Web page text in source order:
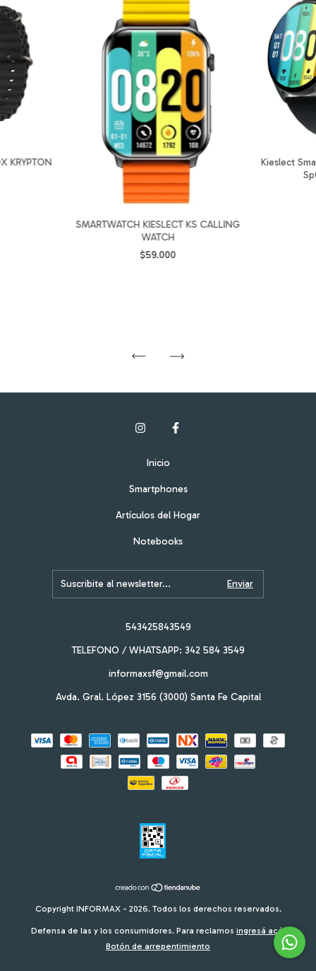
KRYPTON
SMARTWATCH KIESLECT KS CALLING
WATCH
$59.000
Kieslect
Inicio
Smartphones
Artículos del Hogar
Notebooks
543425843549
TELEFONO / WHATSAPP: 342 584 3549
informaxsf@gmail.com
Avda. Gral. López 3156 (3000) Santa Fe Capital
Copyright INFORMAX - 2026. Todos los derechos reservados.
Defensa de las y los consumidores. Para reclamos ingresá acá.
Botón de arrepentimiento